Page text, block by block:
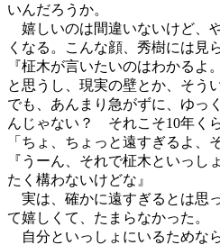
いんだろうか。
嬉しいのは間違いないけど、
くなる。こんな顔、秀樹には見
『柾木が言いたいのはわかるよ
と思うし、現実の壁とか、そう
でも、あんまり急がずに、ゆっ
んじゃない？ それこそ10年く
「ちょ、ちょっと遠すぎるよ、
『うーん、それで柾木といっし
たく構わないけどな』
実は、確かに遠すぎるとは思
て嬉しくて、たまらなかった。
自分といっしょにいるためな